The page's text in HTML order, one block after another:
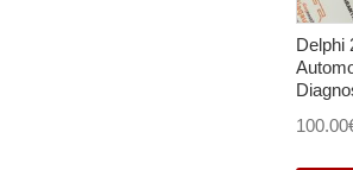
Delphi
100.00